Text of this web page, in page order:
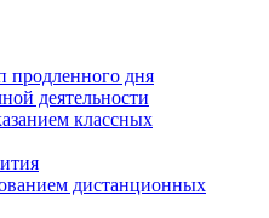
продленного дня
деятельности
классных
дистанционных